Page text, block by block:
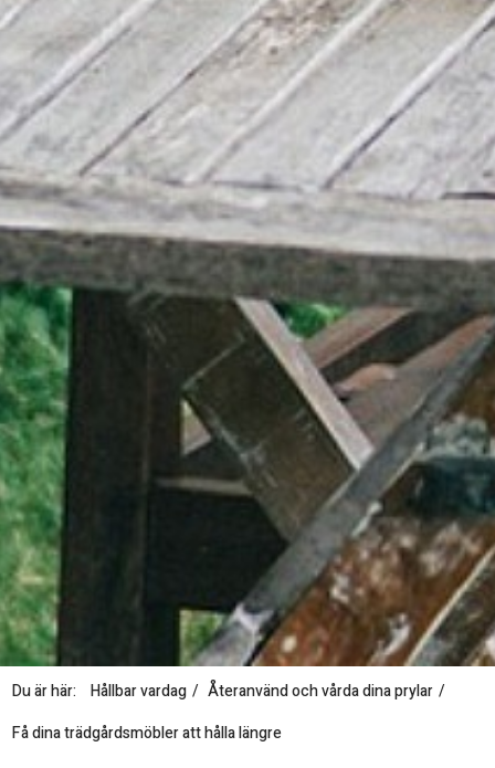
Du är här: Hållbar vardag
Återanvänd och vårda dina prylar
Få dina trädgårdsmöbler att hålla längre